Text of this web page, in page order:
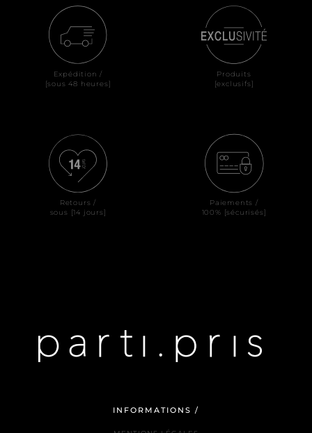
Expédition /
[sous 48 heures]
Produits
[exclusifs]
Retours /
sous [14 jours]
Paiements /
100% [sécurisés]
INFORMATIONS /